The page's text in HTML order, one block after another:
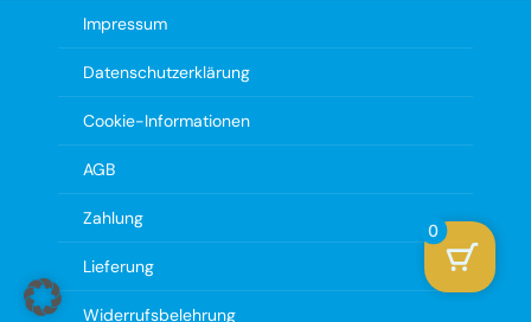
Impressum
Datenschutzerklärung
Cookie-Informationen
AGB
Zahlung
Lieferung
Widerrufsbelehrung
0